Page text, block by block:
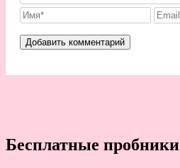
Бесплатные пробники